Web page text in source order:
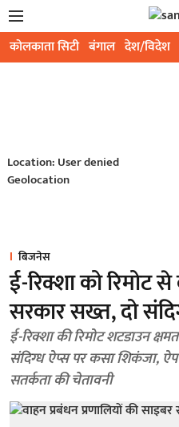
कोलकाता सिटी बंगाल देश/विदेश
Location: User denied
Geolocation
बिजनेस
ई-रिक्शा को रिमोट
सरकार सख्त, दो
ई-रिक्शा की रिमोट शटडाउन
संदिग्ध ऐप्स पर कसा शिकंजा,
सतर्कता की चेतावनी